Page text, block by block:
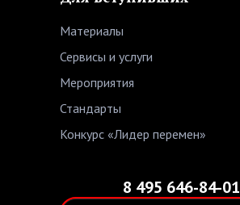
Материалы
Сервисы и услуги
Мероприятия
Стандарты
Конкурс «Лидер перемен»
8 495 646-84-01